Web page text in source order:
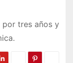
por tres años y